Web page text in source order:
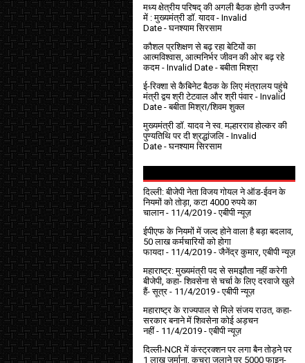
मध्य क्षेत्रीय परिषद् की अगली बैठक होगी उज्जैन
में : मुख्यमंत्री डॉ. यादव- Invalid
Date - घनश्याम सिरसाम
कौशल प्रशिक्षण से बढ़ रहा बेटियों का
आत्मविश्वास, आत्मनिर्भर जीवन की ओर बढ़ रहे
कदम - Invalid Date - बबीता मिश्रा
ई-रिक्शा से कैबिनेट बैठक के लिए मंत्रालय पहुंचे
मंत्री द्वय श्री टेटवाल और श्री पंवार - Invalid
Date - बबीता मिश्रा/शिवम शुक्ल
मुख्यमंत्री डॉ. यादव ने स्व. मल्हारराव होल्कर की
पुण्यतिथि पर दी श्रद्धांजलि - Invalid
Date - घनश्याम सिरसाम
दिल्ली: बीजेपी नेता विजय गोयल ने ऑड-ईवन के
नियमों को तोड़ा, कटा 4000 रुपये का
चालान- 11/4/2019 - एबीपी न्यूज़
ईपीएफ के नियमों में जल्द होने वाला है बड़ा बदलाव,
50 लाख कर्मचारियों को होगा
फायदा - 11/4/2019 - जैनेंद्र कुमार, एबीपी न्यूज़
महाराष्ट्र: मुख्यमंत्री पद से समझौता नहीं करेगी
बीजेपी, कहा- शिवसेना से चर्चा के लिए दरवाजे खुले
हैं- सूत्र - 11/4/2019 - एबीपी न्यूज़
महाराष्ट्र के राज्यपाल से मिले संजय राउत, कहा-
सरकार बनाने में शिवसेना कोई अड़चन
नहीं- 11/4/2019 - एबीपी न्यूज़
दिल्ली-NCR में कंस्ट्रक्शन पर लगा बैन तोड़ने पर
1 लाख जुर्माना, कचरा जलाने पर ₹5000 फाइन-